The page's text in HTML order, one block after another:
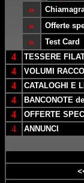
»
» Offerte
» Test Card
4 TESSERE
4 VOLUMI
4 CATALOGHI E
4 BANCONOTE
4 OFFERTE
4 ANNUNCI